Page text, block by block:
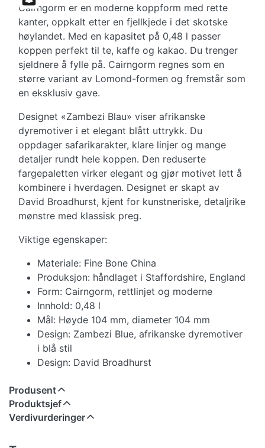
Snapchat
Cairngorm er en moderne koppform med rette
kanter, oppkalt etter en fjellkjede i det skotske
høylandet. Med en kapasitet på 0,48 l passer
koppen perfekt til te, kaffe og kakao. Du trenger
sjeldnere å fylle på. Cairngorm regnes som en
større variant av Lomond-formen og fremstår som
en eksklusiv gave.
Designet «Zambezi Blau» viser afrikanske
dyremotiver i et elegant blått uttrykk. Du
oppdager safarikarakter, klare linjer og mange
detaljer rundt hele koppen. Den reduserte
fargepaletten virker elegant og gjør motivet lett å
kombinere i hverdagen. Designet er skapt av
David Broadhurst, kjent for kunstneriske, detaljrike
mønstre med klassisk preg.
Viktige egenskaper:
Materiale: Fine Bone China
Produksjon: håndlaget i Staffordshire, England
Form: Cairngorm, rettlinjet og moderne
Innhold: 0,48 l
Mål: Høyde 104 mm, diameter 104 mm
Design: Zambezi Blue, afrikanske dyremotiver
i blå stil
Design: David Broadhurst
Produsent
Produktsjef
Verdivurderinger